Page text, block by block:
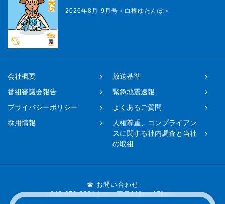
2026年8月-9月号＜白根ゆたんぽ＞
会社概要
放送基準
番組審議会報告
緊急地震速報
プライバシーポリシー
よくあるご質問
採用情報
人権尊重、コンプライアン
スに関する社内調査と当社
の取組
☎ お問い合わせ
048-650-0331まで（平日11時〜17時）